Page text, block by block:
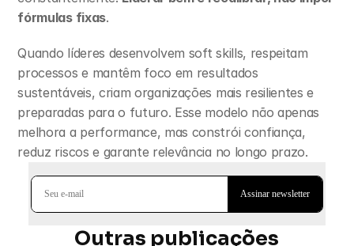
fórmulas fixas.
Quando líderes desenvolvem soft skills, respeitam
processos e mantêm foco em resultados
sustentáveis, criam organizações mais resilientes e
preparadas para o futuro. Esse modelo não apenas
melhora a performance, mas constrói confiança,
reduz riscos e garante relevância no longo prazo.
Outras publicações